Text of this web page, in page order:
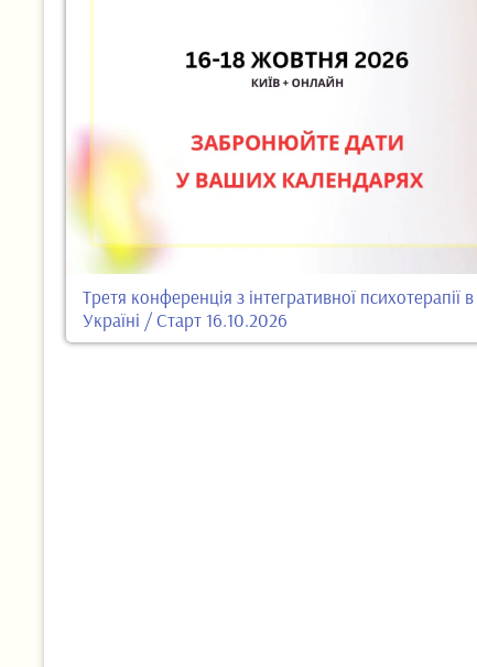
Третя конференція з інтегративної психотерапії в
Україні / Старт 16.10.2026